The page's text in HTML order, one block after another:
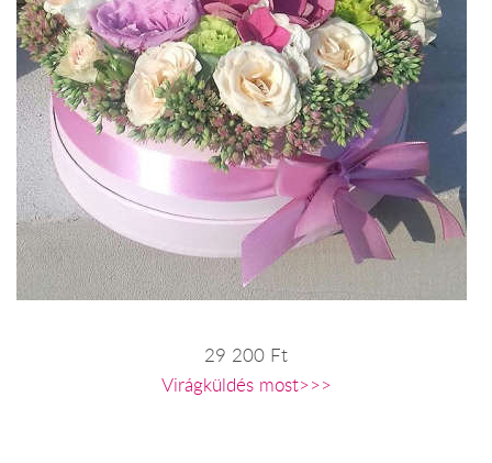
29 200 Ft
Virágküldés most>>>